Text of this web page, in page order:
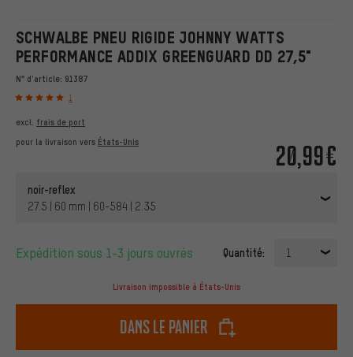
SCHWALBE PNEU RIGIDE JOHNNY WATTS
PERFORMANCE ADDIX GREENGUARD DD 27,5"
N° d'article: 91387
1
20,99€
excl. frais de port
pour la livraison vers États-Unis
noir-reflex
27.5 | 60 mm | 60-584 | 2.35
Expédition sous 1-3 jours ouvrés Quantité: 1
Livraison impossible à États-Unis
dans le panier